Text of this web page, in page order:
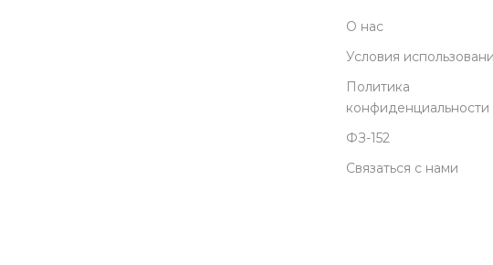
О нас
Условия
Политика
конфиденциальности
ФЗ-152
Связаться с нами